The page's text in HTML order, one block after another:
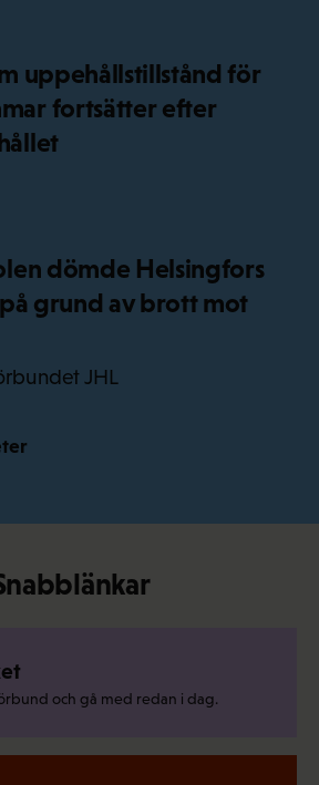
uppehållstillstånd för
fortsätter efter
dömde Helsingfors
grund av brott mot
JHL
och gå med redan i dag.